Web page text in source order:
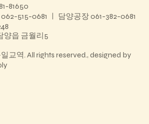
81650
515-0681 ㅣ 담양공장 061-382-0681
양읍 금월리5
교역. All rights reserved., designed by